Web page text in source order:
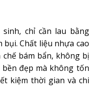
chỉ cần lau bằng
bụi. Chất liệu nhựa cao
bám bẩn, không bị
đẹp mà không tốn
kiệm thời gian và chi